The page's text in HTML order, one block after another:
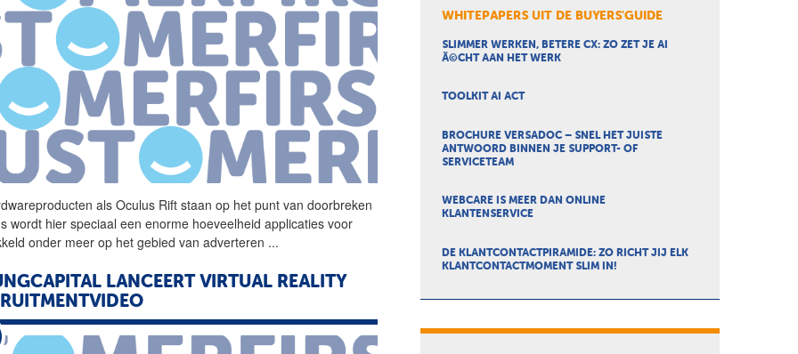
alsOculus Rift staan op het punt van doorbreken
wordt hier speciaal een enorme hoeveelheid applicaties voor
onder meer op het gebied van adverteren ...
LANCEERT VIRTUAL REALITY
WHITEPAPERS UIT DE BUYERS'GUIDE
SLIMMER WERKEN, BETERE CX: ZO ZET JE AI
Ã©CHT AAN HET WERK
TOOLKIT AI ACT
BROCHURE VERSADOC – SNEL HET JUISTE
ANTWOORD BINNEN JE SUPPORT- OF
SERVICETEAM
WEBCARE IS MEER DAN ONLINE
KLANTENSERVICE
DE KLANTCONTACTPIRAMIDE: ZO RICHT JIJ ELK
KLANTCONTACTMOMENT SLIM IN!